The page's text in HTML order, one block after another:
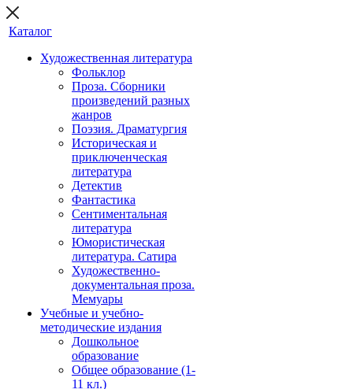
Каталог
Художественная литература
Фольклор
Проза. Сборники
произведений разных
жанров
Поэзия. Драматургия
Историческая и
приключенческая
литература
Детектив
Фантастика
Сентиментальная
литература
Юмористическая
литература. Сатира
Художественно-
документальная проза.
Мемуары
Учебные и учебно-
методические издания
Дошкольное
образование
Общее образование (1-
11 кл.)